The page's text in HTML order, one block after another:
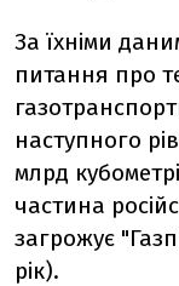
За їхніми
питання про
наступного
млрд
частина
загрожує
рік).